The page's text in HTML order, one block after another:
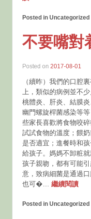
Posted in Uncategorized
不要嘴對
Posted on 2017-08-01
（續昨）我們的口腔
上，類似的病例並不
桃體炎、肝炎、結膜
幽門螺旋桿菌感染等
些家長喜歡將食物咬
試試食物的溫度；餵
是否適宜；進餐時和
給孩子。媽媽不卸粧
孩子親吻，都有可能
意，致病細菌是通過
也可�… 繼續閱讀
Posted in Uncategorized